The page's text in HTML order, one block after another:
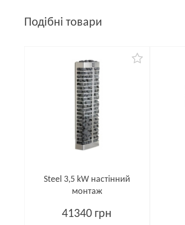
Подібні товари
Steel 3,5 kW настінний
монтаж
41340 грн